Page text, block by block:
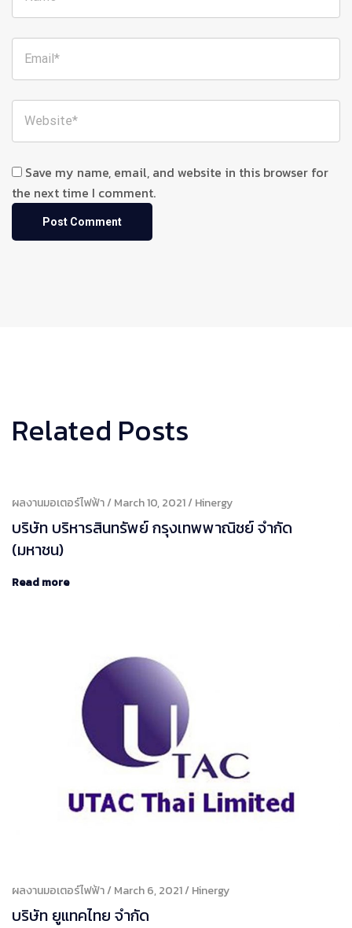
Save my name, email, and website in this browser for
the next time I comment.
Related Posts
ผลงานมอเตอร์ไฟฟ้า March 10, 2021 Hinergy
บริษัท บริหารสินทรัพย์ กรุงเทพพาณิชย์ จำกัด
(มหาชน)
Read more
ผลงานมอเตอร์ไฟฟ้า March 6, 2021 Hinergy
บริษัท ยูแทคไทย จํากัด